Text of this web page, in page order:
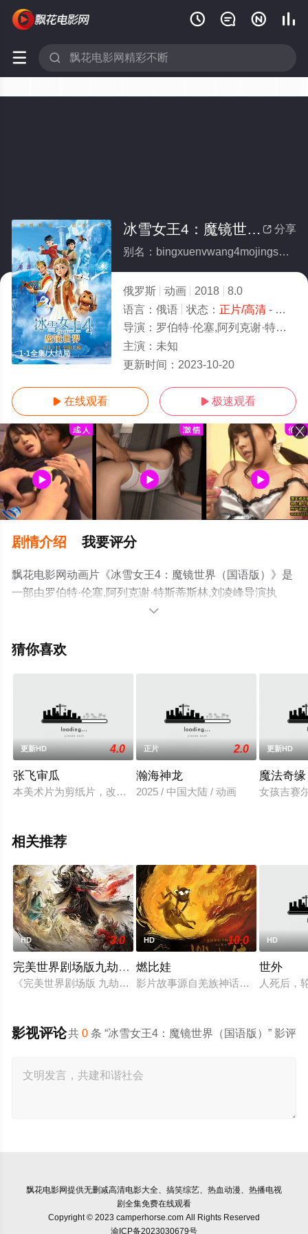
   
 
1-1全集/大结局
 分享
冰雪女王4：魔镜世界（国语版）(全集)
别名：bingxuenvwang4mojingshijieguoyuban
俄罗斯 动画 2018
8.0
语言： 俄语 状态： 正片/高清- 免费在线观看
导演： 罗伯特·伦塞,阿列克谢·特斯蒂斯林,刘凌峰
主演： 未知
更新时间： 2023-10-20
 在线观看  极速观看
剧情介绍 我要评分
飘花电影网动画片《冰雪女王4：魔镜世界（国语版）》是
一部由罗伯特·伦塞,阿列克谢·特斯蒂斯林,刘凌峰导演执
导，众多演员精彩演绎的俄罗斯电影，大结局剧情已揭晓
上飘花影院，更多剧情信息可移步至豆瓣电影、电视猫或

猜你喜欢
更新HD 4.0
张飞审瓜
本美术片为剪纸片，改编自同名戏曲，造型设计为柯明，背景
正片 2.0
瀚海神龙
2025 / 中国大陆 / 动画
更新HD
魔法奇缘
女孩吉赛
相关推荐
HD 3.0
完美世界剧场版九劫焚天
《完美世界剧场版 九劫焚天》是动画《完美世界》的第二部剧
HD 10.0
燃比娃
影片故事源自羌族神话，讲述了一只
HD
世外
人死后，
共0 条 “冰雪女王4：魔镜世界（国语版）” 影评
影视评论
飘花电影网提供无删减高清电影大全、搞笑综艺、热血动漫、热播电视
剧全集免费在线观看
Copyright © 2023 camperhorse.com All Rights Reserved
渝ICP备2023030679号